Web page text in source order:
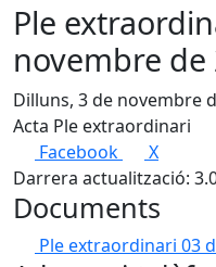
Ple
novembre de
Dilluns, 3 de novembre
Acta Ple extraordinari
Facebook
X
Darrera actualització:
Documents
Ple extraordinari 03